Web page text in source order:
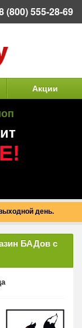
Акции
день.
БАДов с
(800) 555-28-69